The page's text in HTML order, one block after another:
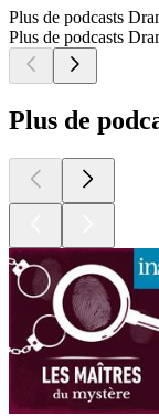
Plus de podcasts
Plus de podcasts
Plus de